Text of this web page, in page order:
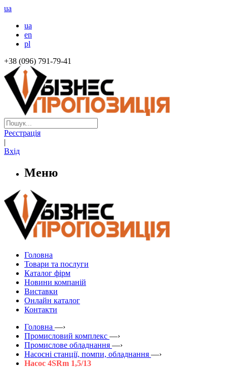
ua
ua
en
pl
+38 (096) 791-79-41
Реєстрація
|
Вхід
Меню
Головна
Товари та послуги
Каталог фірм
Новини компаній
Виставки
Онлайн каталог
Контакти
Головна —›
Промисловий комплекс —›
Промислове обладнання —›
Насосні станції, помпи, обладнання —›
Насос 4SRm 1,5/13